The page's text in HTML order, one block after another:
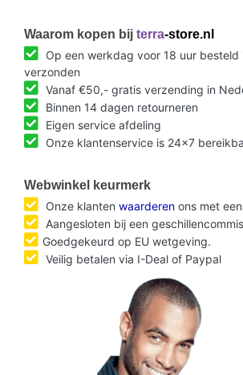
Waarom kopen bij terra-store.nl
Op een werkdag voor 18 uur
verzonden
Vanaf €50,- gratis verzending in
Binnen 14 dagen retourneren
Eigen service afdeling
Onze klantenservice is 24x7
Webwinkel keurmerk
Onze klanten waarderen ons met
Aangesloten bij een
Goedgekeurd op EU wetgeving.
Veilig betalen via I-Deal of Paypal